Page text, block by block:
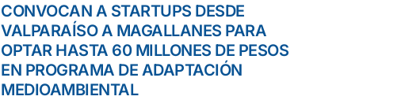
CONVOCAN A STARTUPS DESDE
VALPARAÍSO A MAGALLANES PARA
OPTAR HASTA 60 MILLONES DE PESOS
EN PROGRAMA DE ADAPTACIÓN
MEDIOAMBIENTAL